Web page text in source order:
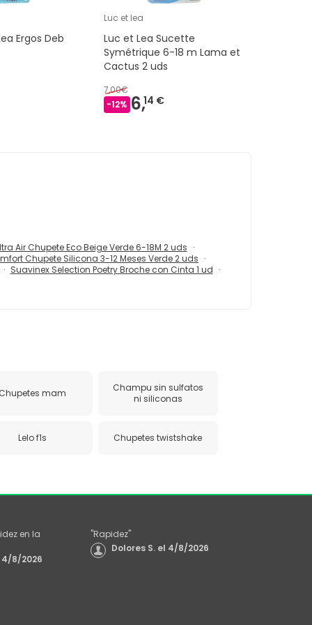
Ergos Deb
Luc et lea
Luc et Lea Sucette
Symétrique 6-18 m Lama et
Cactus 2 uds
7,00€
-12% 6,14 €
Air Chupete Eco Beige Verde 6-18M 2 uds
Chupete Silicona 3-12 Meses Verde 2 uds
Suavinex Selection Poetry Broche con Cinta 1 ud
Chupetes mam
Champu sin sulfatos
ni siliconas
Lelo f1s Chupetes twistshake
en la
4/8/2026
"Rapidez"
Dolores S. el 4/8/2026